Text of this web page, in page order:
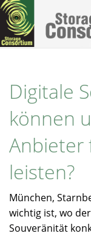
Direkt
zum
Inhalt
Digitale
können
Anbieter
leisten?
München,
wichtig ist, wo
Souveränität